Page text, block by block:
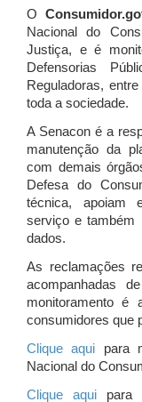
O
Nacional do
Justiça, e é
Defensorias
Reguladoras,
toda a sociedade.
A Senacon é a
manutenção da
com demais
Defesa do
técnica, apoiam
serviço e também
dados.
As reclamações
acompanhadas
monitoramento é
consumidores que
Clique aqui para
Nacional do
Clique aquipara